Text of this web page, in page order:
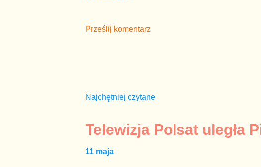
Prześlij komentarz
Najchętniej czytane
Telewizja Polsat uległa
11 maja